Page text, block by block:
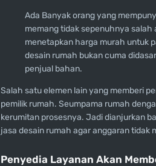
Ada Banyak orang yang
memang tidak sepenuhnya
menetapkan harga murah untuk
desain rumah bukan cuma
penjual bahan.
Salah satu elemen lain yang memberi
pemilik rumah. Seumpama rumah
kerumitan prosesnya. Jadi dianjurkan
jasa desain rumah agar anggaran tidak
Penyedia Layanan Akan